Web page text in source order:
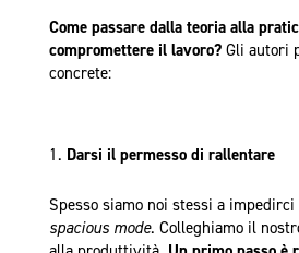
Come passare dalla teoria alla
compromettere il lavoro?Gli autori
concrete:
Darsi il permesso di rallentare
Spesso siamo noi stessi a
spacious mode. Colleghiamo il